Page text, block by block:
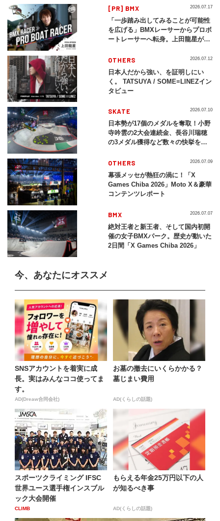
[PR] BMX
「一歩踏み出してみることが可能性
を広げる」BMXレーサーからプロボ
ートレーサーへ転身。上田龍星が体
2026.07.17
OTHERS
日本人だから強い、を証明しにい
く。 TATSUYA / SOME≡LINEZイン
タビュー
2026.07.12
SKATE
日本勢が17個のメダルを奪取！小野
寺吟雲の2大会連続金、長谷川瑞穂
の3メダル獲得など数々の快挙をプ
2026」
2026.07.10
OTHERS
幕張メッセが熱狂の渦に！「X
Games Chiba 2026」Moto X＆豪華
コンテンツレポート
2026.07.09
BMX
絶対王者と新王者、そして国内初開
催の女子BMXパーク。歴史が動いた
2日間「X Games Chiba 2026」
2026.07.07
今、あなたにオススメ
SNSアカウントを着実に成
長。実はみんなココ使ってま
す。
AD(Dreaw合同会社)
お墓の撤去にいくらかかる？
墓じまい費用
AD(くらしの話題)
スポーツクライミング IFSC
世界ユース選手権インスブル
ック大会開催
CLIMB
もらえる年金25万円以下の人
が知るべき事
AD(くらしの話題)